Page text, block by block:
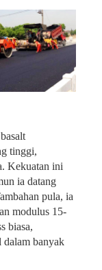
tinggi,
Kekuatan ini
ia datang
pula, ia
modulus 15-
biasa,
dalam banyak